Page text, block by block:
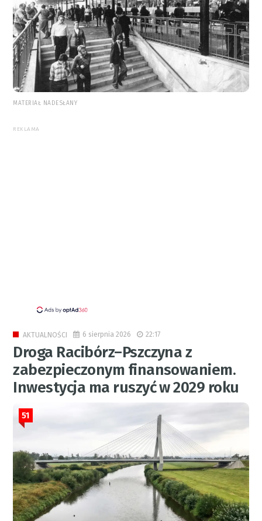
MATERIAŁ NADESŁANY
REKLAMA
AKTUALNOŚCI 6 sierpnia 2026 22:17
Droga Racibórz–Pszczyna z
zabezpieczonym finansowaniem.
Inwestycja ma ruszyć w 2029 roku
51